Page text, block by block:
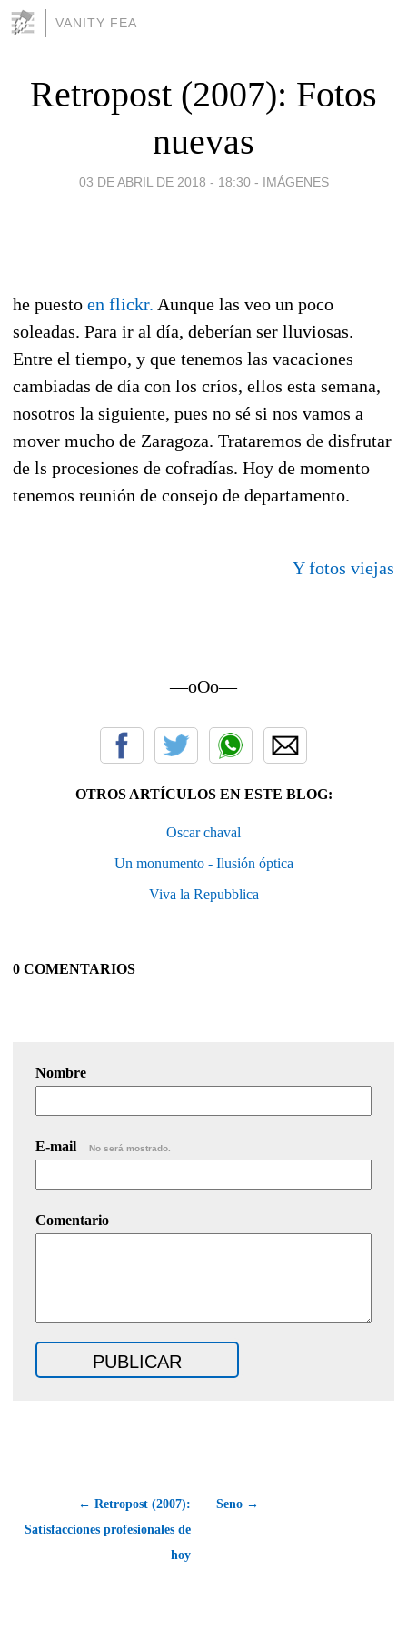
VANITY FEA
Retropost (2007): Fotos
nuevas
03 DE ABRIL DE 2018 - 18:30 - IMÁGENES
he puesto en flickr. Aunque las veo un poco
soleadas. Para ir al día, deberían ser lluviosas.
Entre el tiempo, y que tenemos las vacaciones
cambiadas de día con los críos, ellos esta semana,
nosotros la siguiente, pues no sé si nos vamos a
mover mucho de Zaragoza. Trataremos de disfrutar
de ls procesiones de cofradías. Hoy de momento
tenemos reunión de consejo de departamento.
Y fotos viejas
—oOo—
OTROS ARTÍCULOS EN ESTE BLOG:
Oscar chaval
Un monumento - Ilusión óptica
Viva la Repubblica
0 COMENTARIOS
Nombre
E-mail No será mostrado.
Comentario
← Retropost (2007):
Satisfacciones profesionales de
hoy
Seno →